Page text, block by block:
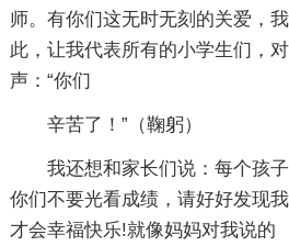
师。有你们这无时无刻的关爱，
此，让我代表所有的小学生们，
声：“你们
辛苦了！”（鞠躬）
我还想和家长们说：每个孩
你们不要光看成绩，请好好发现
才会幸福快乐!就像妈妈对我说的